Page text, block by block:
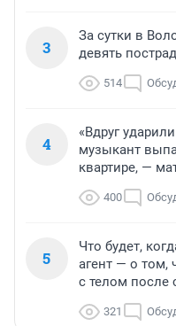
3
За сутки в
девять
514
4
«Вдруг
музыкант
квартире, —
400
5
Что будет,
агент — о том,
с телом после
321